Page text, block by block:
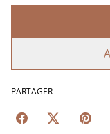
PARTAGER